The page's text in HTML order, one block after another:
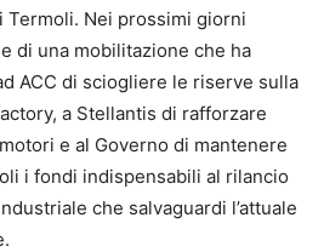
Termoli. Nei prossimi giorni
di una mobilitazione che ha
ACC di sciogliere le riserve sulla
a Stellantis di rafforzare
e al Governo di mantenere
i fondi indispensabili al rilancio
che salvaguardi l’attuale